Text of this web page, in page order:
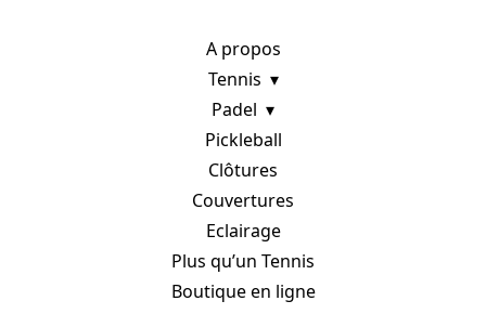
A propos
Tennis
Padel
Pickleball
Clôtures
Couvertures
Eclairage
Plus qu’un Tennis
Boutique en ligne